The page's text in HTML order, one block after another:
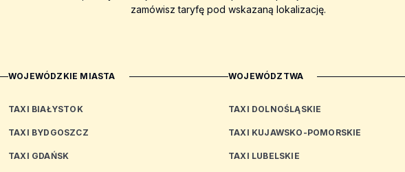
zamówisz taryfę pod wskazaną lokalizację.
WOJEWÓDZKIE MIASTA
TAXI BIAŁYSTOK
TAXI BYDGOSZCZ
TAXI GDAŃSK
WOJEWÓDZTWA
TAXI DOLNOŚLĄSKIE
TAXI KUJAWSKO-POMORSKIE
TAXI LUBELSKIE